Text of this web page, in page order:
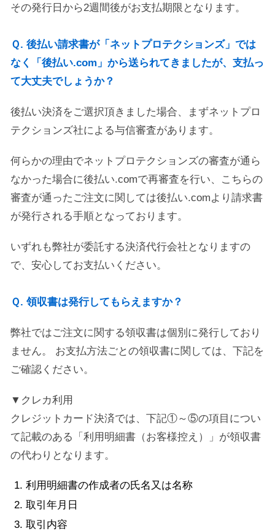
その発行日から2週間後がお支払期限となります。
Ｑ. 後払い請求書が「ネットプロテクションズ」では
なく「後払い.com」から送られてきましたが、支払っ
て大丈夫でしょうか？
後払い決済をご選択頂きました場合、まずネットプロ
テクションズ社による与信審査があります。
何らかの理由でネットプロテクションズの審査が通ら
なかった場合に後払い.comで再審査を行い、こちらの
審査が通ったご注文に関しては後払い.comより請求書
が発行される手順となっております。
いずれも弊社が委託する決済代行会社となりますの
で、安心してお支払いください。
Ｑ. 領収書は発行してもらえますか？
弊社ではご注文に関する領収書は個別に発行しており
ません。 お支払方法ごとの領収書に関しては、下記を
ご確認ください。
▼クレカ利用
クレジットカード決済では、下記①～⑤の項目につい
て記載のある「利用明細書（お客様控え）」が領収書
の代わりとなります。
利用明細書の作成者の氏名又は名称
取引年月日
取引内容